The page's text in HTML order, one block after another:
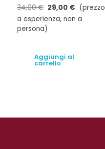
34,00€ 29,00 € (prezzo
a esperienza, non a
persona)
Aggiungi al
carrello